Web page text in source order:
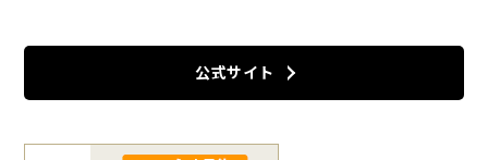
公式サイト